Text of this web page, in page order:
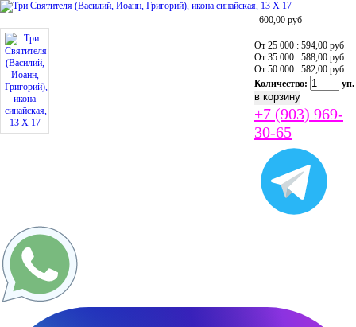
600,00 руб
От 25 000 : 594,00 руб
От 35 000 : 588,00 руб
От 50 000 : 582,00 руб
Количество:
уп.
+7 (903) 969-
30-65